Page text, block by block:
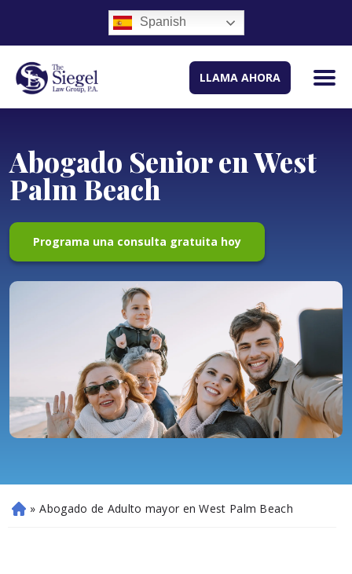
Spanish
LLAMA AHORA
Abogado Senior en West
Palm Beach
Programa una consulta gratuita hoy
Ini » Abogado de Adulto mayor en West Palm Beach